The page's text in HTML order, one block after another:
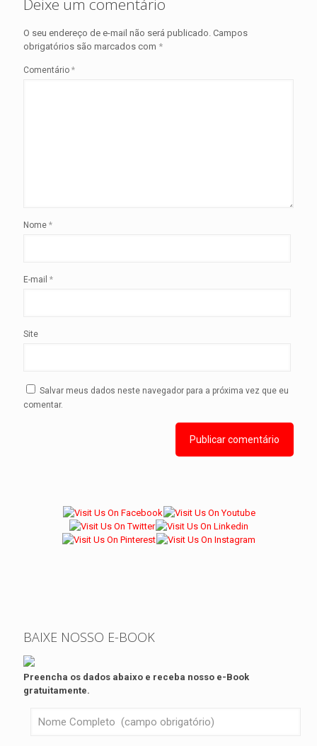
Deixe um comentário
O seu endereço de e-mail não será publicado. Campos
obrigatórios são marcados com *
Comentário *
Nome *
E-mail *
Site
Salvar meus dados neste navegador para a próxima vez que eu
comentar.
BAIXE NOSSO E-BOOK
Preencha os dados abaixo e receba nosso e-Book
gratuitamente.